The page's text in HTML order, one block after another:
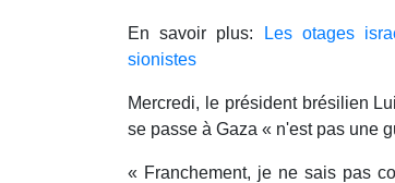
En savoir plus:
Les otages
sionistes
Mercredi, le président brésilien
se passe à Gaza « n'est pas une
« Franchement, je ne sais pas